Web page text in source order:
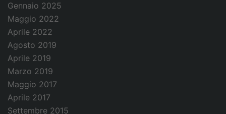
Gennaio 2025
Maggio 2022
Aprile 2022
Agosto 2019
Aprile 2019
Marzo 2019
Maggio 2017
Aprile 2017
Settembre 2015